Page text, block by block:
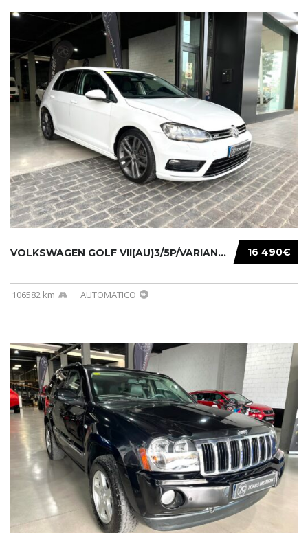
16 490€
VOLKSWAGEN GOLF VII(AU)3/5P/VARIANT(12-16 20...
106582 km AUTOMATICO